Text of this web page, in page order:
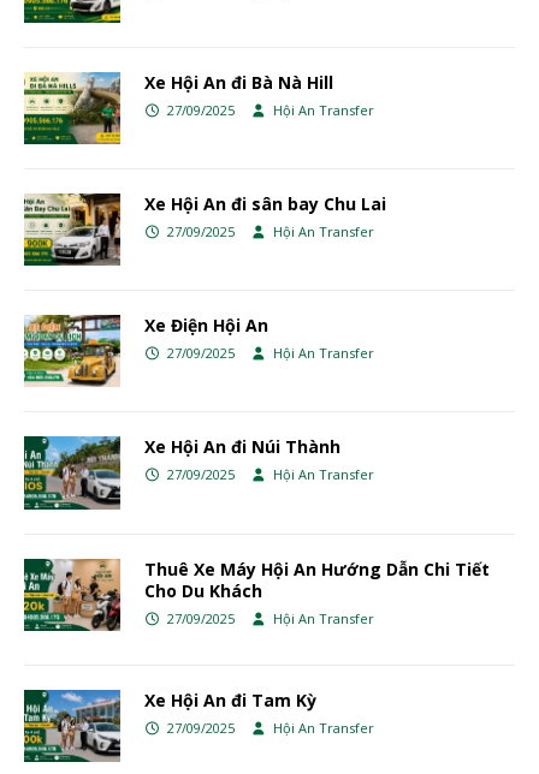
Xe Hội An đi Bà Nà Hill
27/09/2025 Hội An Transfer
Xe Hội An đi sân bay Chu Lai
27/09/2025 Hội An Transfer
Xe Điện Hội An
27/09/2025 Hội An Transfer
Xe Hội An đi Núi Thành
27/09/2025 Hội An Transfer
Thuê Xe Máy Hội An Hướng Dẫn Chi Tiết
Cho Du Khách
27/09/2025 Hội An Transfer
Xe Hội An đi Tam Kỳ
27/09/2025 Hội An Transfer